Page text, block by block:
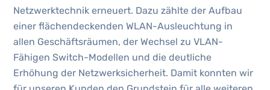
Netzwerktechnik erneuert. Dazu zählte der Aufbau
einer flächendeckenden WLAN-Ausleuchtung in
allen Geschäftsräumen, der Wechsel zu VLAN-
Fähigen Switch-Modellen und die deutliche
Erhöhung der Netzwerksicherheit. Damit konnten wir